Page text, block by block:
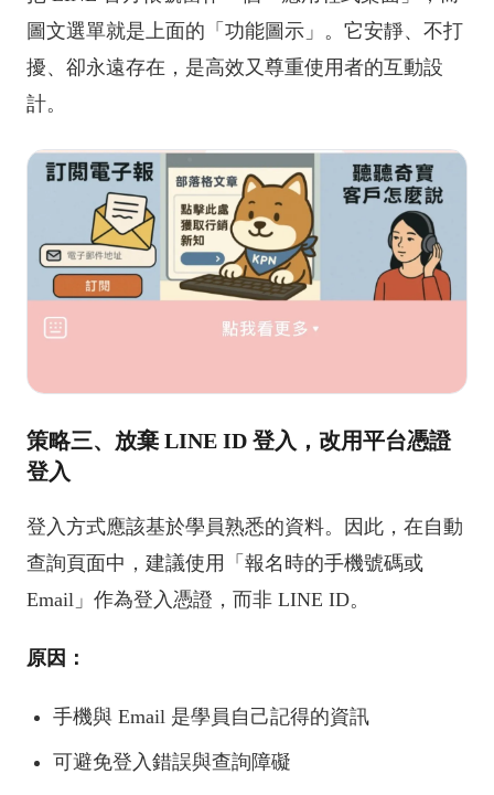
圖文選單就是上面的「功能圖示」。它安靜、不打
擾、卻永遠存在，是高效又尊重使用者的互動設
計。
策略三、放棄 LINE ID 登入，改用平台憑證
登入
登入方式應該基於學員熟悉的資料。因此，在自動
查詢頁面中，建議使用「報名時的手機號碼或
Email」作為登入憑證，而非 LINE ID。
原因：
手機與 Email 是學員自己記得的資訊
可避免登入錯誤與查詢障礙